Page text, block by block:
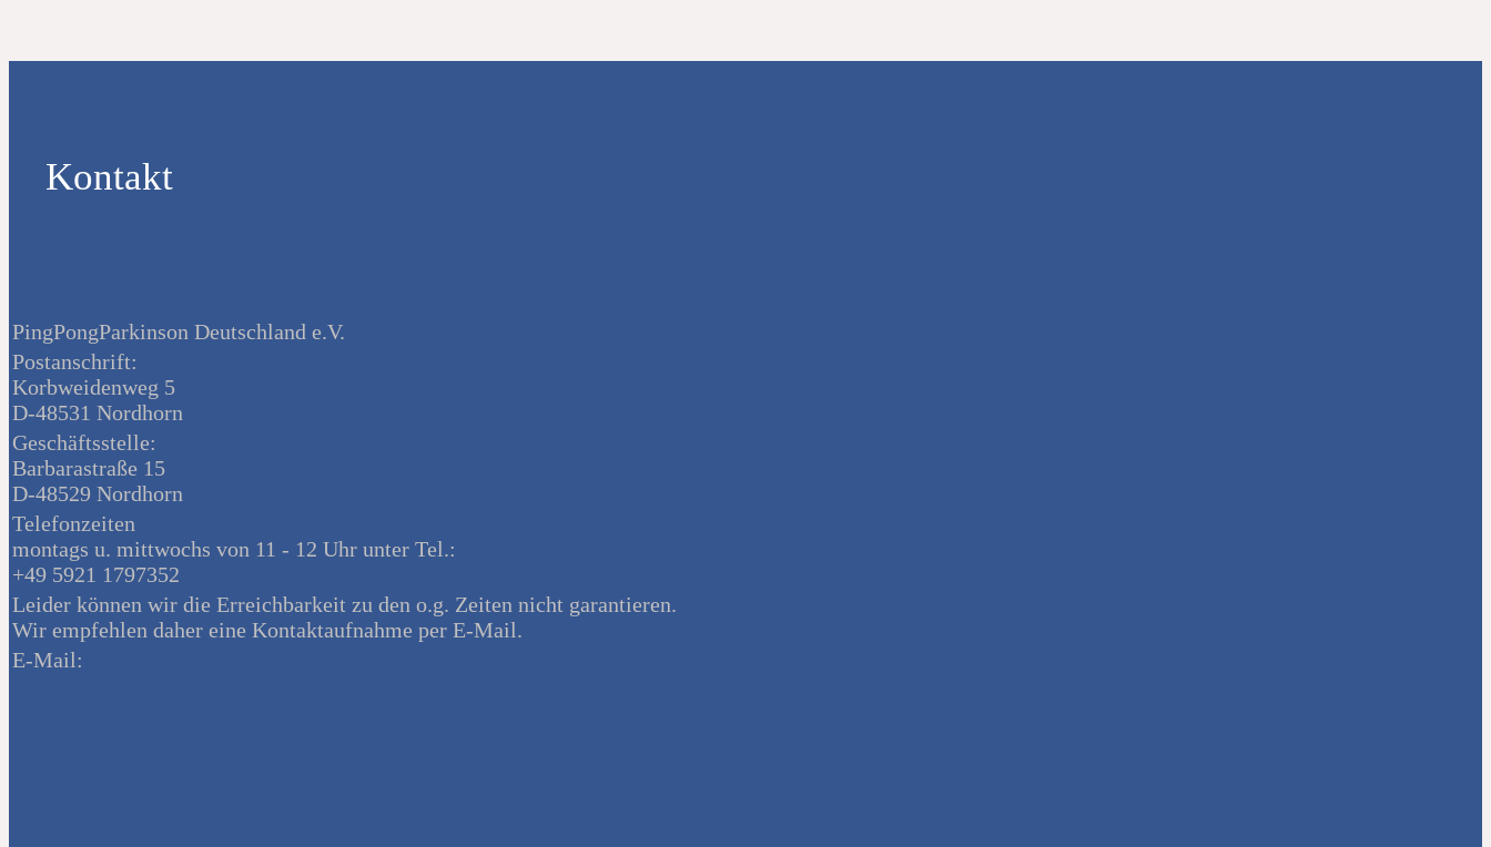
Kontakt
PingPongParkinson Deutschland e.V.
Postanschrift:
Korbweidenweg 5
D-48531 Nordhorn
Geschäftsstelle:
Barbarastraße 15
D-48529 Nordhorn
Telefonzeiten
montags u. mittwochs von 11 - 12 Uhr unter Tel.:
+49 5921 1797352
Leider können wir die Erreichbarkeit zu den o.g. Zeiten nicht garantieren.
Wir empfehlen daher eine Kontaktaufnahme per E-Mail.
E-Mail: